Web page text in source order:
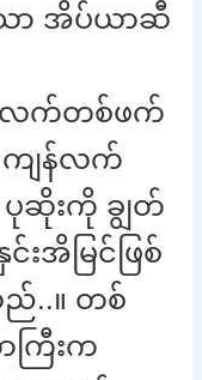
ော အိပ်ယာဆီ
လက်တစ်ဖက်
ကျန်လက်
ဆိုးကို ချွတ်
အိမြင်ဖြစ်
..။ တစ်
ြီးက